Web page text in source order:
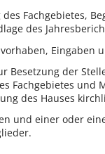
Fachgebietes,
des
Eingaben
Besetzung der
Fachgebietes und
des Hauses
und einer oder